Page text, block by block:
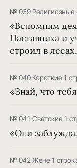
№ 039·Религиозные·
«Вспомним
Наставника и
строил в
№ 040·Короткие·1
«Знай, что
№ 041·Светские·1
«Они
№ 042·Жене·1